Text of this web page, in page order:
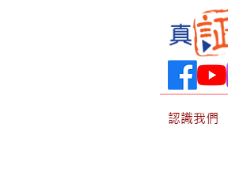
認識我們